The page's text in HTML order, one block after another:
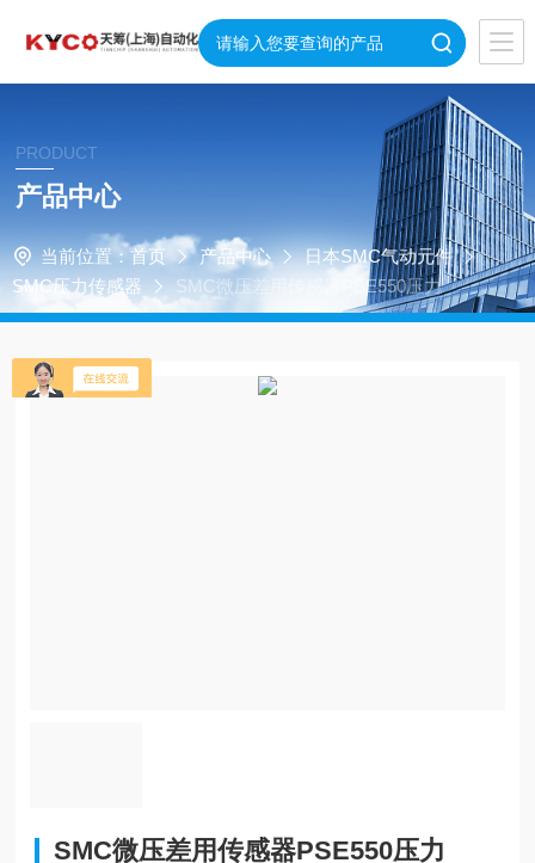
PRODUCT
产品中心
当前位置： 首页 产品中心
日本SMC气动元件
SMC压力传感器
SMC微压差用传感器PSE550压力
SMC微压差用传感器PSE550压力